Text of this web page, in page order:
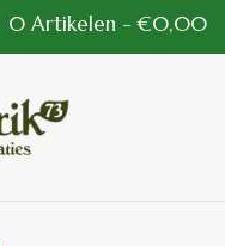
0 Artikelen - €0,00